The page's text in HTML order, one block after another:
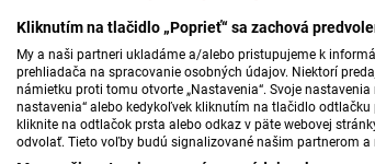
Kliknutím na tlačidlo „Poprieť“ sa zachová
My a naši partneri ukladáme a/alebo pristupujeme k
prehliadača na spracovanie osobných údajov. Niektorí
námietku proti tomu otvorte „Nastavenia“. Svoje
nastavenia“ alebo kedykoľvek kliknutím na tlačidlo
kliknite na odtlačok prsta alebo odkaz v päte webovej
odvolať. Tieto voľby budú signalizované našim partnerom